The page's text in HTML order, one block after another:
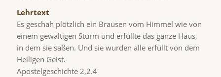
Lehrtext
Es geschah plötzlich ein Brausen vom Himmel wie von
einem gewaltigen Sturm und erfüllte das ganze Haus,
in dem sie saßen. Und sie wurden alle erfüllt von dem
Heiligen Geist.
Apostelgeschichte 2,2.4